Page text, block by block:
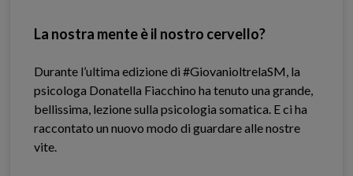
La nostra mente è il nostro cervello?
Durante l’ultima edizione di #GiovanioltrelaSM, la
psicologa Donatella Fiacchino ha tenuto una grande,
bellissima, lezione sulla psicologia somatica. E ci ha
raccontato un nuovo modo di guardare alle nostre
vite.